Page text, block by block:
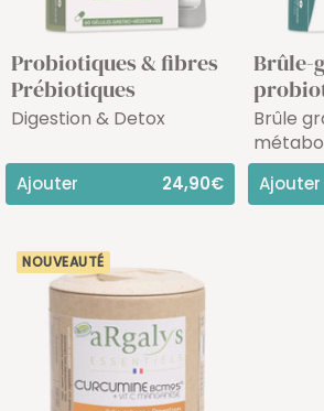
Probiotiques & fibres
Prébiotiques
Digestion & Detox
Ajouter 24,90€
Brûle-
Brûle
Ajouter
NOUVEAUTÉ